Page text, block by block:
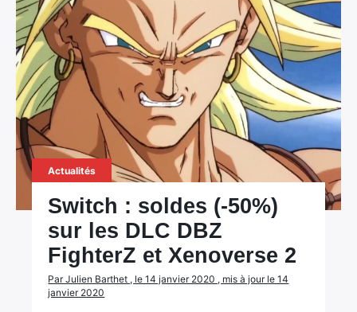
Actualités
Switch : soldes (-50%)
sur les DLC DBZ
FighterZ et Xenoverse 2
Par Julien Barthet , le 14 janvier 2020 , mis à jour le 14
janvier 2020